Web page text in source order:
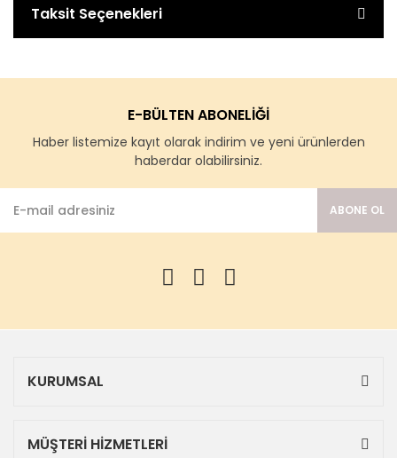
Taksit Seçenekleri
E-BÜLTEN ABONELİĞİ
Haber listemize kayıt olarak indirim ve yeni ürünlerden
haberdar olabilirsiniz.
ABONE OL
KURUMSAL
MÜŞTERİ HİZMETLERİ